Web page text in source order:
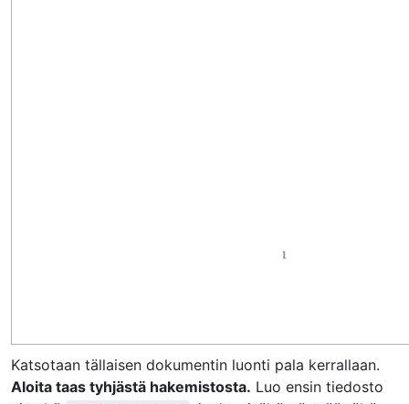
Katsotaan tällaisen dokumentin luonti pala kerrallaan.
Aloita taas tyhjästä hakemistosta. Luo ensin tiedosto